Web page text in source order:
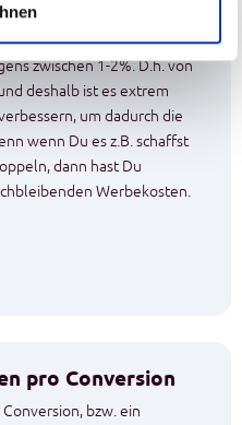
Rate für den Kauf in einem
zwischen 1-2%. D.h. von
deshalb ist es extrem
um dadurch die
wenn Du es z.B. schaffst
dann hast Du
Werbekosten.
pro Conversion
bzw. ein